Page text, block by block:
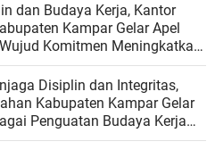
dan Budaya Kerja, Kantor
Kampar Gelar Apel
Komitmen Meningkatkan
Disiplin dan Integritas,
Kabupaten Kampar Gelar
Penguatan Budaya Kerja